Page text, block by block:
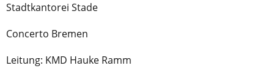
Stadtkantorei Stade
Concerto Bremen
Leitung: KMD Hauke Ramm